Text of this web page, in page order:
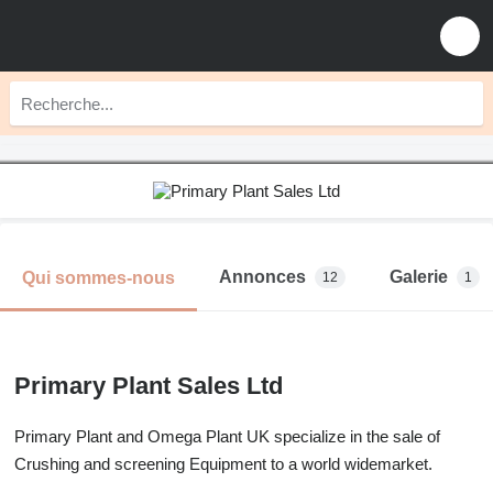
Qui sommes-nous Annonces 12 Galerie 1
Primary Plant Sales Ltd
Primary Plant and Omega Plant UK specialize in the sale of
Crushing and screening Equipment to a world widemarket.